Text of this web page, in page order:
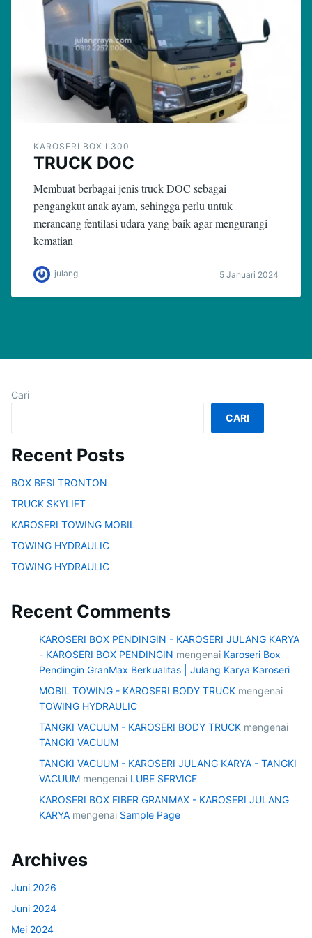
KAROSERI BOX L300
TRUCK DOC
Membuat berbagai jenis truck DOC sebagai
pengangkut anak ayam, sehingga perlu untuk
merancang fentilasi udara yang baik agar mengurangi
kematian
julang 5 Januari 2024
Cari
CARI
Recent Posts
BOX BESI TRONTON
TRUCK SKYLIFT
KAROSERI TOWING MOBIL
TOWING HYDRAULIC
TOWING HYDRAULIC
Recent Comments
KAROSERI BOX PENDINGIN - KAROSERI JULANG KARYA
- KAROSERI BOX PENDINGIN mengenai Karoseri Box
Pendingin GranMax Berkualitas | Julang Karya Karoseri
MOBIL TOWING - KAROSERI BODY TRUCK mengenai
TOWING HYDRAULIC
TANGKI VACUUM - KAROSERI BODY TRUCK mengenai
TANGKI VACUUM
TANGKI VACUUM - KAROSERI JULANG KARYA - TANGKI
VACUUM mengenai LUBE SERVICE
KAROSERI BOX FIBER GRANMAX - KAROSERI JULANG
KARYA mengenai Sample Page
Archives
Juni 2026
Juni 2024
Mei 2024